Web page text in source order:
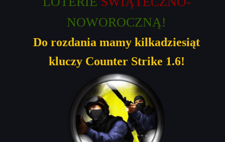
NOWOROCZNĄ!
Do rozdania mamy kilkadziesiąt
kluczy Counter Strike 1.6!